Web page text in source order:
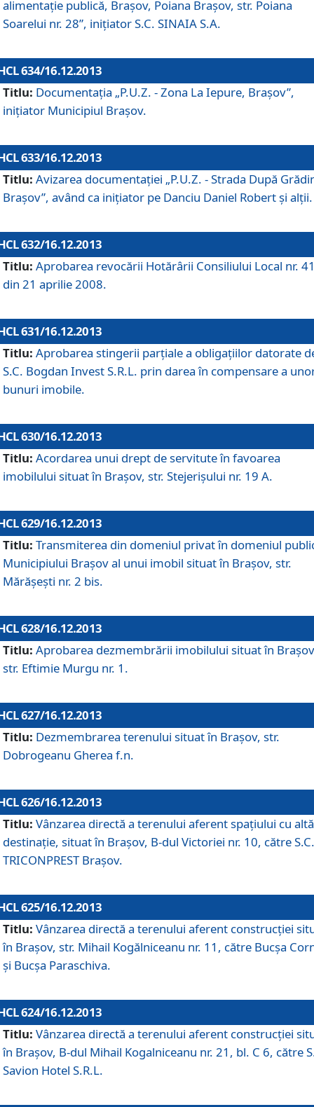
alimentaţie publică, Braşov, Poiana Braşov, str. Poiana
Soarelui nr. 28”, iniţiator S.C. SINAIA S.A.
634/16.12.2013
Titlu: Documentaţia „P.U.Z. - Zona La Iepure, Braşov”,
iniţiator Municipiul Braşov.
633/16.12.2013
Titlu: Avizarea documentaţiei „P.U.Z. - Strada După
Braşov”, având ca iniţiator pe Danciu Daniel Robert şi alţii.
632/16.12.2013
Titlu: Aprobarea revocării Hotărârii Consiliului Local nr.
din 21 aprilie 2008.
631/16.12.2013
Titlu: Aprobarea stingerii parţiale a obligaţiilor datorate
S.C. Bogdan Invest S.R.L. prin darea în compensare a
bunuri imobile.
630/16.12.2013
Titlu: Acordarea unui drept de servitute în favoarea
imobilului situat în Braşov, str. Stejerişului nr. 19 A.
629/16.12.2013
Titlu: Transmiterea din domeniul privat în domeniul
Municipiului Braşov al unui imobil situat în Braşov, str.
Mărăşeşti nr. 2 bis.
628/16.12.2013
Titlu: Aprobarea dezmembrării imobilului situat în
str. Eftimie Murgu nr. 1.
627/16.12.2013
Titlu: Dezmembrarea terenului situat în Braşov, str.
Dobrogeanu Gherea f.n.
626/16.12.2013
Titlu: Vânzarea directă a terenului aferent spaţiului cu altă
destinaţie, situat în Braşov, B-dul Victoriei nr. 10, către S.C.
TRICONPREST Braşov.
625/16.12.2013
Titlu: Vânzarea directă a terenului aferent construcţiei
în Braşov, str. Mihail Kogălniceanu nr. 11, către Bucşa
şi Bucşa Paraschiva.
624/16.12.2013
Titlu: Vânzarea directă a terenului aferent construcţiei
în Braşov, B-dul Mihail Kogalniceanu nr. 21, bl. C 6, către
Savion Hotel S.R.L.